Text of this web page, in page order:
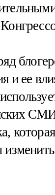
и ее